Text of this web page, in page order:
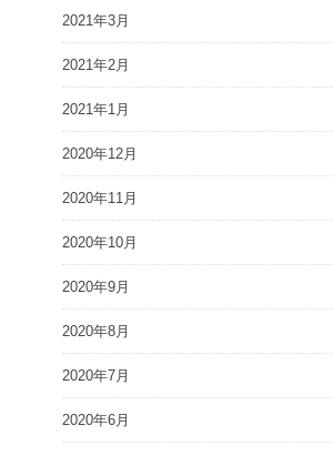
2021年3月
2021年2月
2021年1月
2020年12月
2020年11月
2020年10月
2020年9月
2020年8月
2020年7月
2020年6月